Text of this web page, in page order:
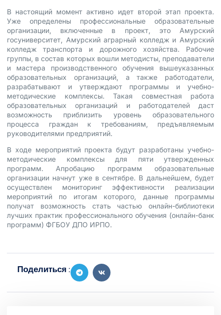
В настоящий момент активно идет второй этап проекта.
Уже определены профессиональные образовательные
организации, включенные в проект, это Амурский
госуниверситет, Амурский аграрный колледж и Амурский
колледж транспорта и дорожного хозяйства. Рабочие
группы, в состав которых вошли методисты, преподаватели
и мастера производственного обучения вышеуказанных
образовательных организаций, а также работодатели,
разрабатывают и утверждают программы и учебно-
методические комплексы. Такая совместная работа
образовательных организаций и работодателей даст
возможность приблизить уровень образовательного
процесса граждан к требованиям, предъявляемым
руководителями предприятий.
В ходе мероприятий проекта будут разработаны учебно-
методические комплексы для пяти утвержденных
программ. Апробацию программ образовательные
организации начнут уже в сентябре. В дальнейшем, будет
осуществлен мониторинг эффективности реализации
мероприятий по итогам которого, данные программы
получат возможность стать частью онлайн-библиотеки
лучших практик профессионального обучения (онлайн-банк
программ) ФГБОУ ДПО ИРПО.
Поделиться :